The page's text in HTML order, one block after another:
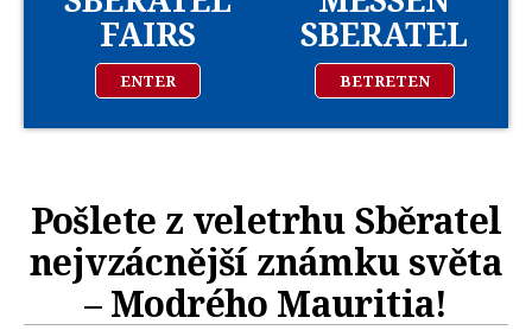
FAIRS
ENTER
SBERATEL
BETRETEN
Pošlete z veletrhu Sběratel
nejvzácnější známku světa
– Modrého Mauritia!